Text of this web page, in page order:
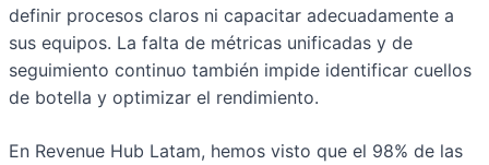
definir procesos claros ni capacitar adecuadamente a
sus equipos. La falta de métricas unificadas y de
seguimiento continuo también impide identificar cuellos
de botella y optimizar el rendimiento.
En Revenue Hub Latam, hemos visto que el 98% de las